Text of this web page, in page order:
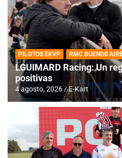
PILOTOS EKVP RMC BUENOS
LGUIMARD Racing: Un
positivas
4 agosto, 2026 E-Kart